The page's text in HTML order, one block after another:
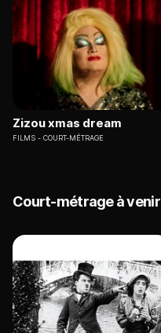
Zizou xmas dream
FILMS COURT-MÉTRAGE
Court-métrage à venir